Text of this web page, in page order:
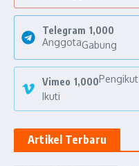
Telegram 1,000
AnggotaGabung
Vimeo 1,000Pengikut
Ikuti
Artikel Terbaru